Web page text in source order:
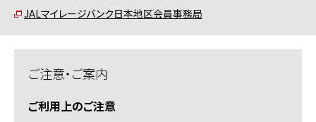
JALマイレージバンク日本地区会員事務局
ご注意・ご案内
ご利用上のご注意